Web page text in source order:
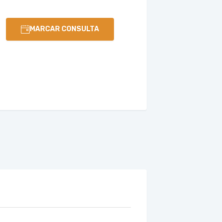
MARCAR CONSULTA